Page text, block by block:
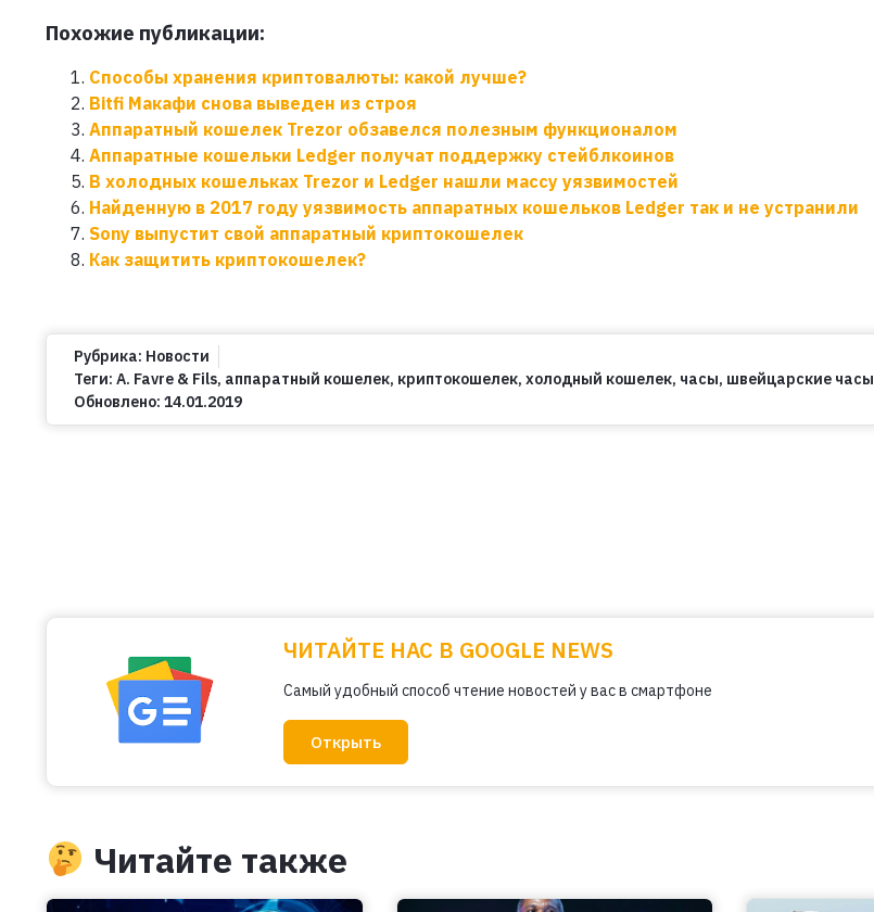
Похожие публикации:
Способы хранения криптовалюты: какой лучше?
Bitfi Макафи снова выведен из строя
Аппаратный кошелек Trezor обзавелся полезным функционалом
Аппаратные кошельки Ledger получат поддержку стейблкоинов
В холодных кошельках Trezor и Ledger нашли массу уязвимостей
Найденную в 2017 году уязвимость аппаратных кошельков Ledger так и не устранили
Sony выпустит свой аппаратный криптокошелек
Как защитить криптокошелек?
Рубрика: Новости
Теги: A. Favre & Fils, аппаратный кошелек, криптокошелек, холодный кошелек, часы, швейцарские часы
Обновлено: 14.01.2019
ЧИТАЙТЕ НАС В GOOGLE NEWS
Самый удобный способ чтение новостей у вас в смартфоне
Открыть
Читайте также